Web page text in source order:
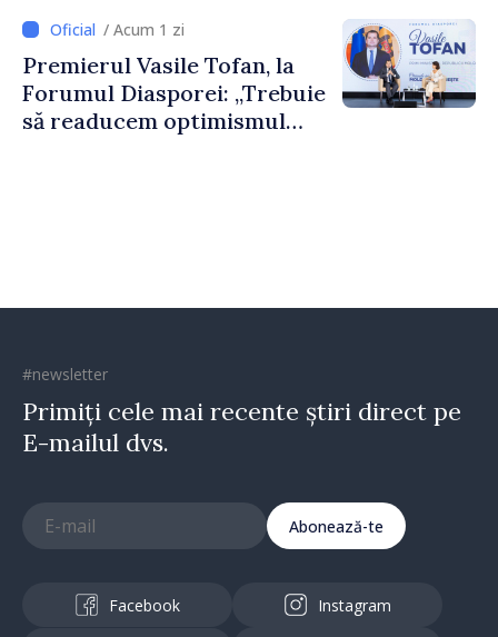
dumneavoastră pentru a
construi comunități mai
puternice”
/ Acum 1 zi
Premierul Vasile Tofan, la
Forumul Diasporei: „Trebuie
să readucem optimismul
#newsletter
Primiți cele mai recente știri direct pe
E-mailul dvs.
Abonează-te
Facebook Instagram